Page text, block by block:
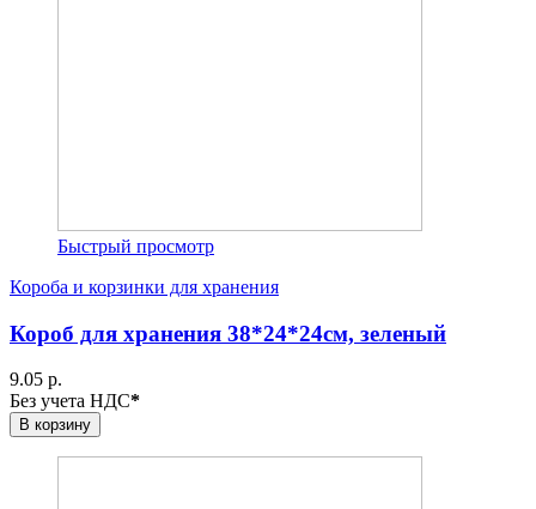
Быстрый просмотр
Короба и корзинки для хранения
Короб для хранения 38*24*24см, зеленый
9.05 р.
Без учета НДС*
В корзину